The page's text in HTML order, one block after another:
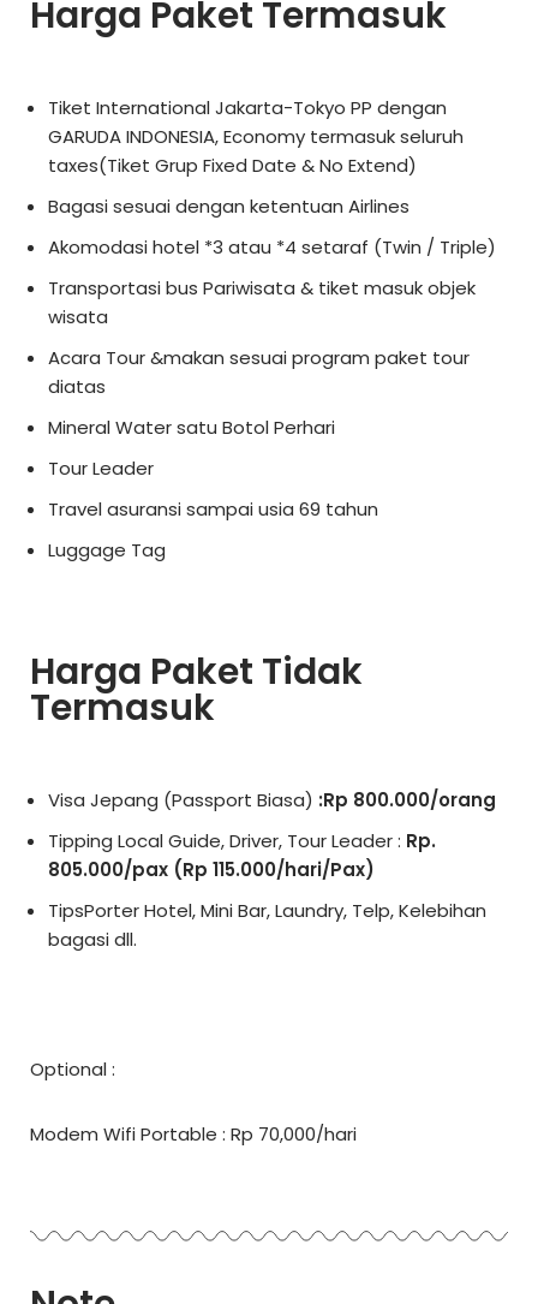
Harga Paket Termasuk
Tiket International Jakarta-Tokyo PP dengan
GARUDA INDONESIA, Economy termasuk seluruh
taxes(Tiket Grup Fixed Date & No Extend)
Bagasi sesuai dengan ketentuan Airlines
Akomodasi hotel *3 atau *4 setaraf (Twin / Triple)
Transportasi bus Pariwisata & tiket masuk objek
wisata
Acara Tour &makan sesuai program paket tour
diatas
Mineral Water satu Botol Perhari
Tour Leader
Travel asuransi sampai usia 69 tahun
Luggage Tag
Harga Paket Tidak
Termasuk
Visa Jepang (Passport Biasa) :Rp 800.000/orang
Tipping Local Guide, Driver, Tour Leader : Rp.
805.000/pax (Rp 115.000/hari/Pax)
TipsPorter Hotel, Mini Bar, Laundry, Telp, Kelebihan
bagasi dll.
Optional :
Modem Wifi Portable : Rp 70,000/hari